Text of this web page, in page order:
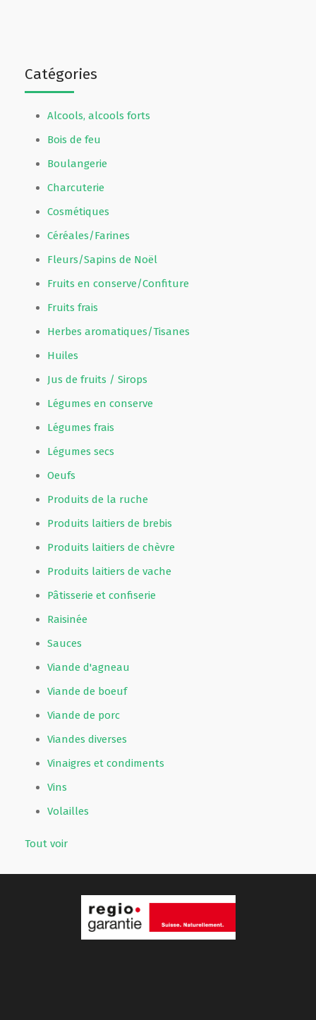
Catégories
Alcools, alcools forts
Bois de feu
Boulangerie
Charcuterie
Cosmétiques
Céréales/Farines
Fleurs/Sapins de Noël
Fruits en conserve/Confiture
Fruits frais
Herbes aromatiques/Tisanes
Huiles
Jus de fruits / Sirops
Légumes en conserve
Légumes frais
Légumes secs
Oeufs
Produits de la ruche
Produits laitiers de brebis
Produits laitiers de chèvre
Produits laitiers de vache
Pâtisserie et confiserie
Raisinée
Sauces
Viande d'agneau
Viande de boeuf
Viande de porc
Viandes diverses
Vinaigres et condiments
Vins
Volailles
Tout voir